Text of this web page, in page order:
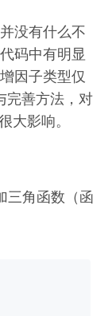
没有什么不
码中有明显
因子类型仅
完善方法，对
大影响。
三角函数（函